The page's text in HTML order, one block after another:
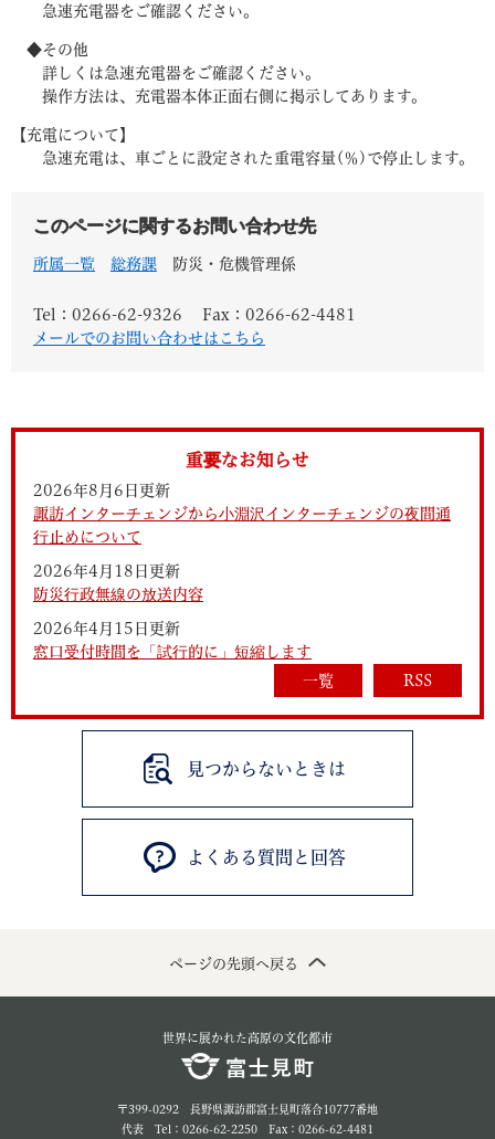
急速充電器をご確認ください。
◆その他
詳しくは急速充電器をご確認ください。
操作方法は、充電器本体正面右側に掲示してあります。
【充電について】
急速充電は、車ごとに設定された重電容量(％)で停止します。
このページに関するお問い合わせ先
所属一覧 総務課 防災・危機管理係
Tel：0266-62-9326
Fax：0266-62-4481
メールでのお問い合わせはこちら
重要なお知らせ
2026年8月6日更新
諏訪インターチェンジから小淵沢インターチェンジの夜間通
行止めについて
2026年4月18日更新
防災行政無線の放送内容
2026年4月15日更新
窓口受付時間を「試行的に」短縮します
一覧
RSS
見つからないときは
よくある質問と回答
ページの先頭へ戻る
世界に展かれた高原の文化都市
〒399-0292 長野県諏訪郡富士見町落合10777番地
代表 Tel：0266-62-2250 Fax：0266-62-4481